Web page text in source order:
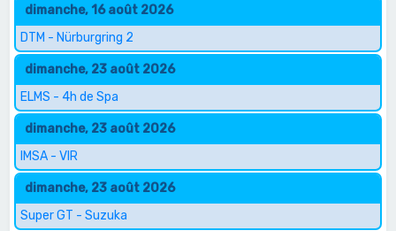
dimanche, 16 août 2026
DTM - Nürburgring 2
dimanche, 23 août 2026
ELMS - 4h de Spa
dimanche, 23 août 2026
IMSA - VIR
dimanche, 23 août 2026
Super GT - Suzuka